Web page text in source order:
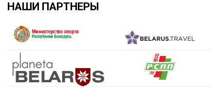
НАШИ ПАРТНЕРЫ